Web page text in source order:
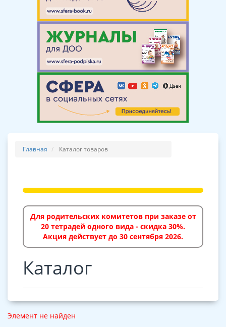
Главная Каталог товаров
Для родительских комитетов при заказе от
20 тетрадей одного вида - скидка 30%.
Акция действует до 30 сентября 2026.
Каталог
Элемент не найден